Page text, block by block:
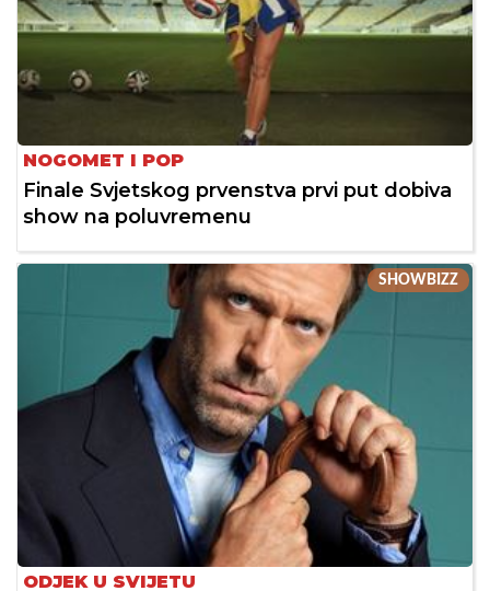
NOGOMET I POP
Finale Svjetskog prvenstva prvi put dobiva
show na poluvremenu
SHOWBIZZ
ODJEK U SVIJETU